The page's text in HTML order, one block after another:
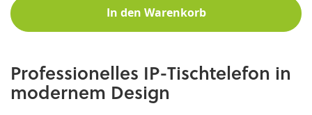
In den Warenkorb
Professionelles IP-Tischtelefon in
modernem Design